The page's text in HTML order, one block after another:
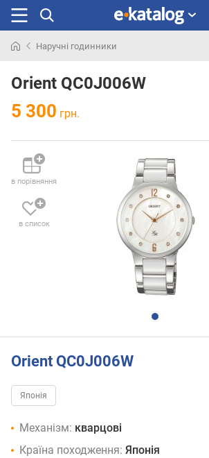
раніше
Наручні годинники
Orient QC0J006W
5 300 грн.
в порівняння
в список
Orient QC0J006W
Японія
Механізм: кварцові
Країна походження: Японія